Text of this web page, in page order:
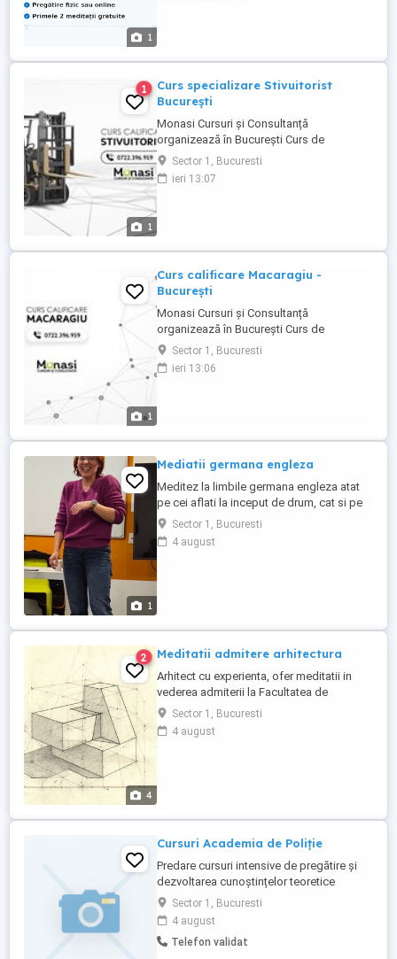
1
1
1
Curs specializare Stivuitorist
București
Monasi Cursuri și Consultanță
organizează în București Curs de
Specializare pentru meseria de
Stivuitorist. Pretul cursului este de 1400
RON (include taxele ISCIR) Cursurile sunt
Documentele ...
Sector 1, Bucuresti
ieri 13:07
1
Curs calificare Macaragiu -
București
Monasi Cursuri și Consultanță
organizează în București Curs de
Specializare pentru meseria de Macaragiu
(clasele A, B, C și D). Prețul cursului este
de 2000 lei (include taxele ISCIR în valoare
Sector 1, Bucuresti
ieri 13:06
1
Mediatii germana engleza
Meditez la limbile germana engleza atat
pe cei aflati la inceput de drum, cat si pe
acei care isi doresc in a-si imbunatati
abilitatile lingvistice la nivel conversational
sau gramatical
Sector 1, Bucuresti
4 august
4
2 Meditatii admitere arhitectura
Arhitect cu experienta, ofer meditatii in
vederea admiterii la Facultatea de
Arhitectura. Predau desenul tehnic,
geometria descriptiva, tehnici de
prezentare grafica, 60 lei pe ora. Sedinta
Sector 1, Bucuresti
4 august
Cursuri Academia de Poliție
Predare cursuri intensive de pregătire și
dezvoltarea cunoștințelor teoretice
necesare în vederea absolvirii testărilor pt
admiterea în Academia de Poliție aferente
materiilor de Gramatică Limbii Române și
Istorie.
Sector 1, Bucuresti
4 august
Telefon validat